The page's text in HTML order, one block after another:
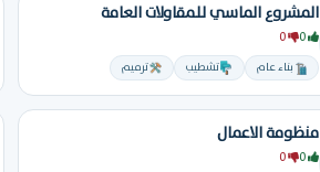
المشروع الماسي للمقاولات العامة
0
0
بناء عام تشطيب ترميم
منظومة الاعمال
0
0